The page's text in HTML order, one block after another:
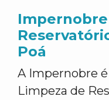
Poá
A Impernobre
Limpeza de